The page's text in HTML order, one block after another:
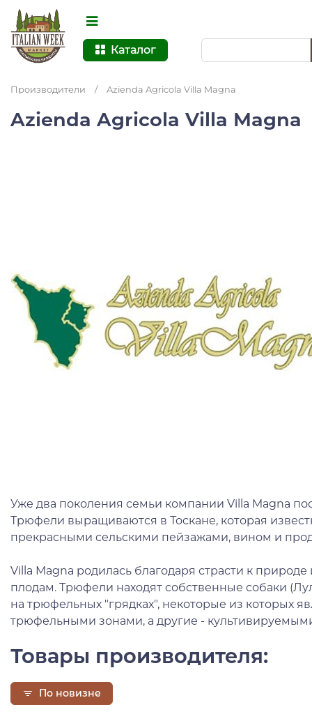
Каталог
Производители / Azienda Agricola Villa Magna
Azienda Agricola Villa Magna
Уже два поколения семьи компании Villa Magna
Трюфели выращиваются в Тоскане, которая
прекрасными сельскими пейзажами, вином и
Villa Magna родилась благодаря страсти к
плодам. Трюфели находят собственные собаки
на трюфельных "грядках", некоторые из которых
трюфельными зонами, а другие -
Товары производителя:
По новизне